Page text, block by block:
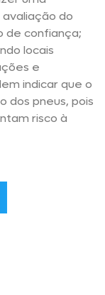
do
de confiança;
locais
e
indicar que o
dos pneus, pois
risco à